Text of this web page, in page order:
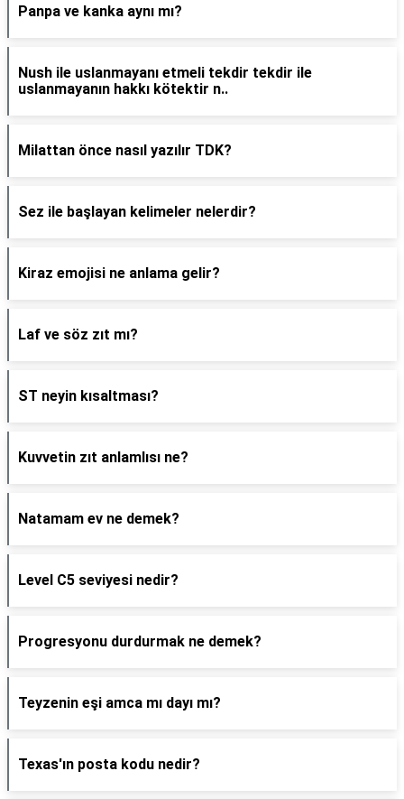
Panpa ve kanka aynı mı?
Nush ile uslanmayanı etmeli tekdir tekdir ile
uslanmayanın hakkı kötektir n..
Milattan önce nasıl yazılır TDK?
Sez ile başlayan kelimeler nelerdir?
Kiraz emojisi ne anlama gelir?
Laf ve söz zıt mı?
ST neyin kısaltması?
Kuvvetin zıt anlamlısı ne?
Natamam ev ne demek?
Level C5 seviyesi nedir?
Progresyonu durdurmak ne demek?
Teyzenin eşi amca mı dayı mı?
Texas'ın posta kodu nedir?